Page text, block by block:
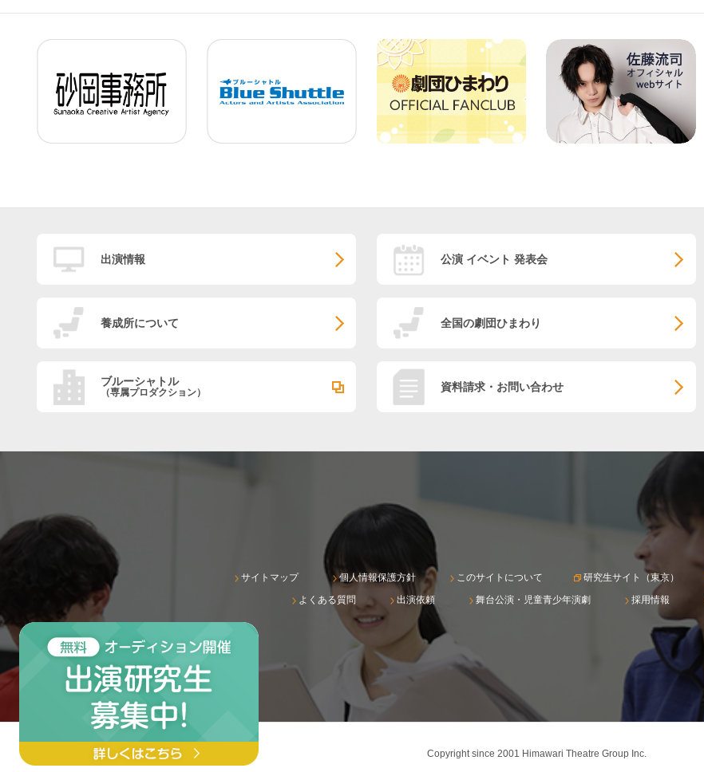
出演情報 公演 イベント 発表会
養成所について 全国の劇団ひまわり
ブルーシャトル
（専属プロダクション） 資料請求・お問い合わせ
サイトマップ 個人情報保護方針 このサイトについて 研究生サイト（東京）
よくある質問
出演依頼 舞台公演・児童青少年演劇 採用情報
Copyright since 2001 Himawari Theatre Group Inc.